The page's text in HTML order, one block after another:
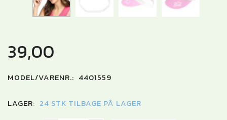
39,00
MODEL/VARENR.: 4401559
LAGER: 24 STK TILBAGE PÅ LAGER